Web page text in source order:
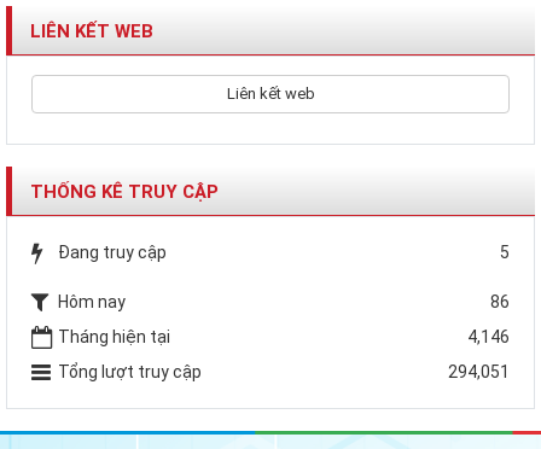
LIÊN KẾT WEB
Liên kết web
THỐNG KÊ TRUY CẬP
Đang truy cập 5
Hôm nay
86
Tháng hiện tại
4,146
Tổng lượt truy cập
294,051